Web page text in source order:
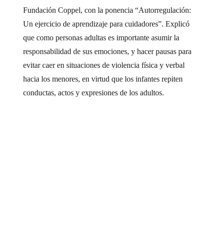
Fundación Coppel, con la ponencia “Autorregulación:
Un ejercicio de aprendizaje para cuidadores”. Explicó
que como personas adultas es importante asumir la
responsabilidad de sus emociones, y hacer pausas para
evitar caer en situaciones de violencia física y verbal
hacia los menores, en virtud que los infantes repiten
conductas, actos y expresiones de los adultos.